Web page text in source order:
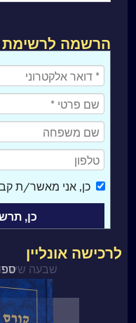
הרשמה לרשימת
כן, אני מאשר/ת
לרכישה אונליין
שבעה